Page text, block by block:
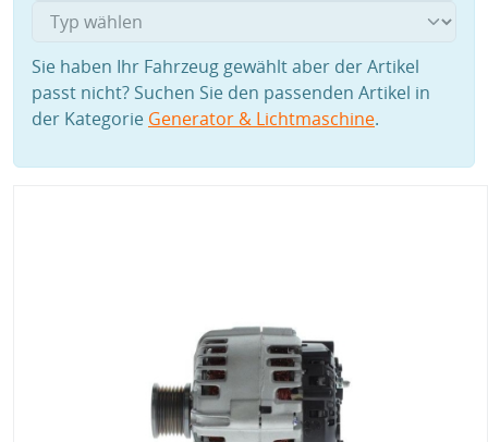
Sie haben Ihr Fahrzeug gewählt aber der Artikel
passt nicht? Suchen Sie den passenden Artikel in
der Kategorie Generator & Lichtmaschine.